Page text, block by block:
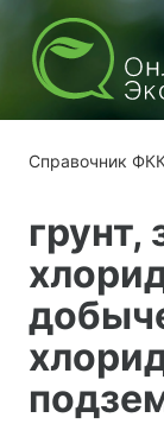
Справочник
грунт,